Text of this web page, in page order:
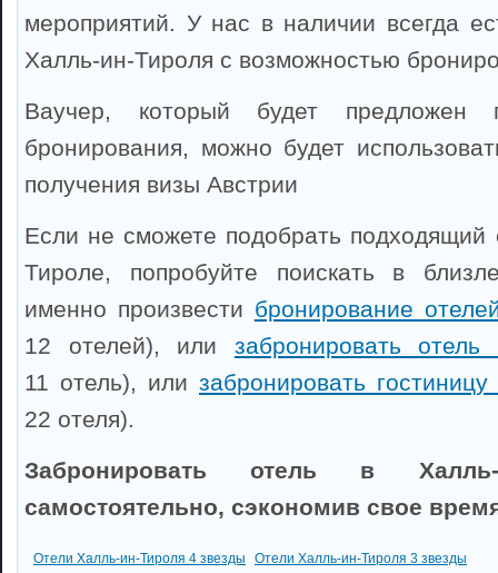
мероприятий. У нас в наличии всегда
Халль-ин-Тироля с возможностью
Ваучер, который будет предложен
бронирования, можно будет
получения визы Австрии
Если не сможете подобрать подходящий
Тироле, попробуйте поискать в
именно произвести бронирование
12 отелей), или забронировать
11 отель), или забронировать
22 отеля).
Забронировать отель в Халль-
самостоятельно, сэкономив свое
Отели Халль-ин-Тироля 4 звезды Отели Халль-ин-Тироля 3 звезды